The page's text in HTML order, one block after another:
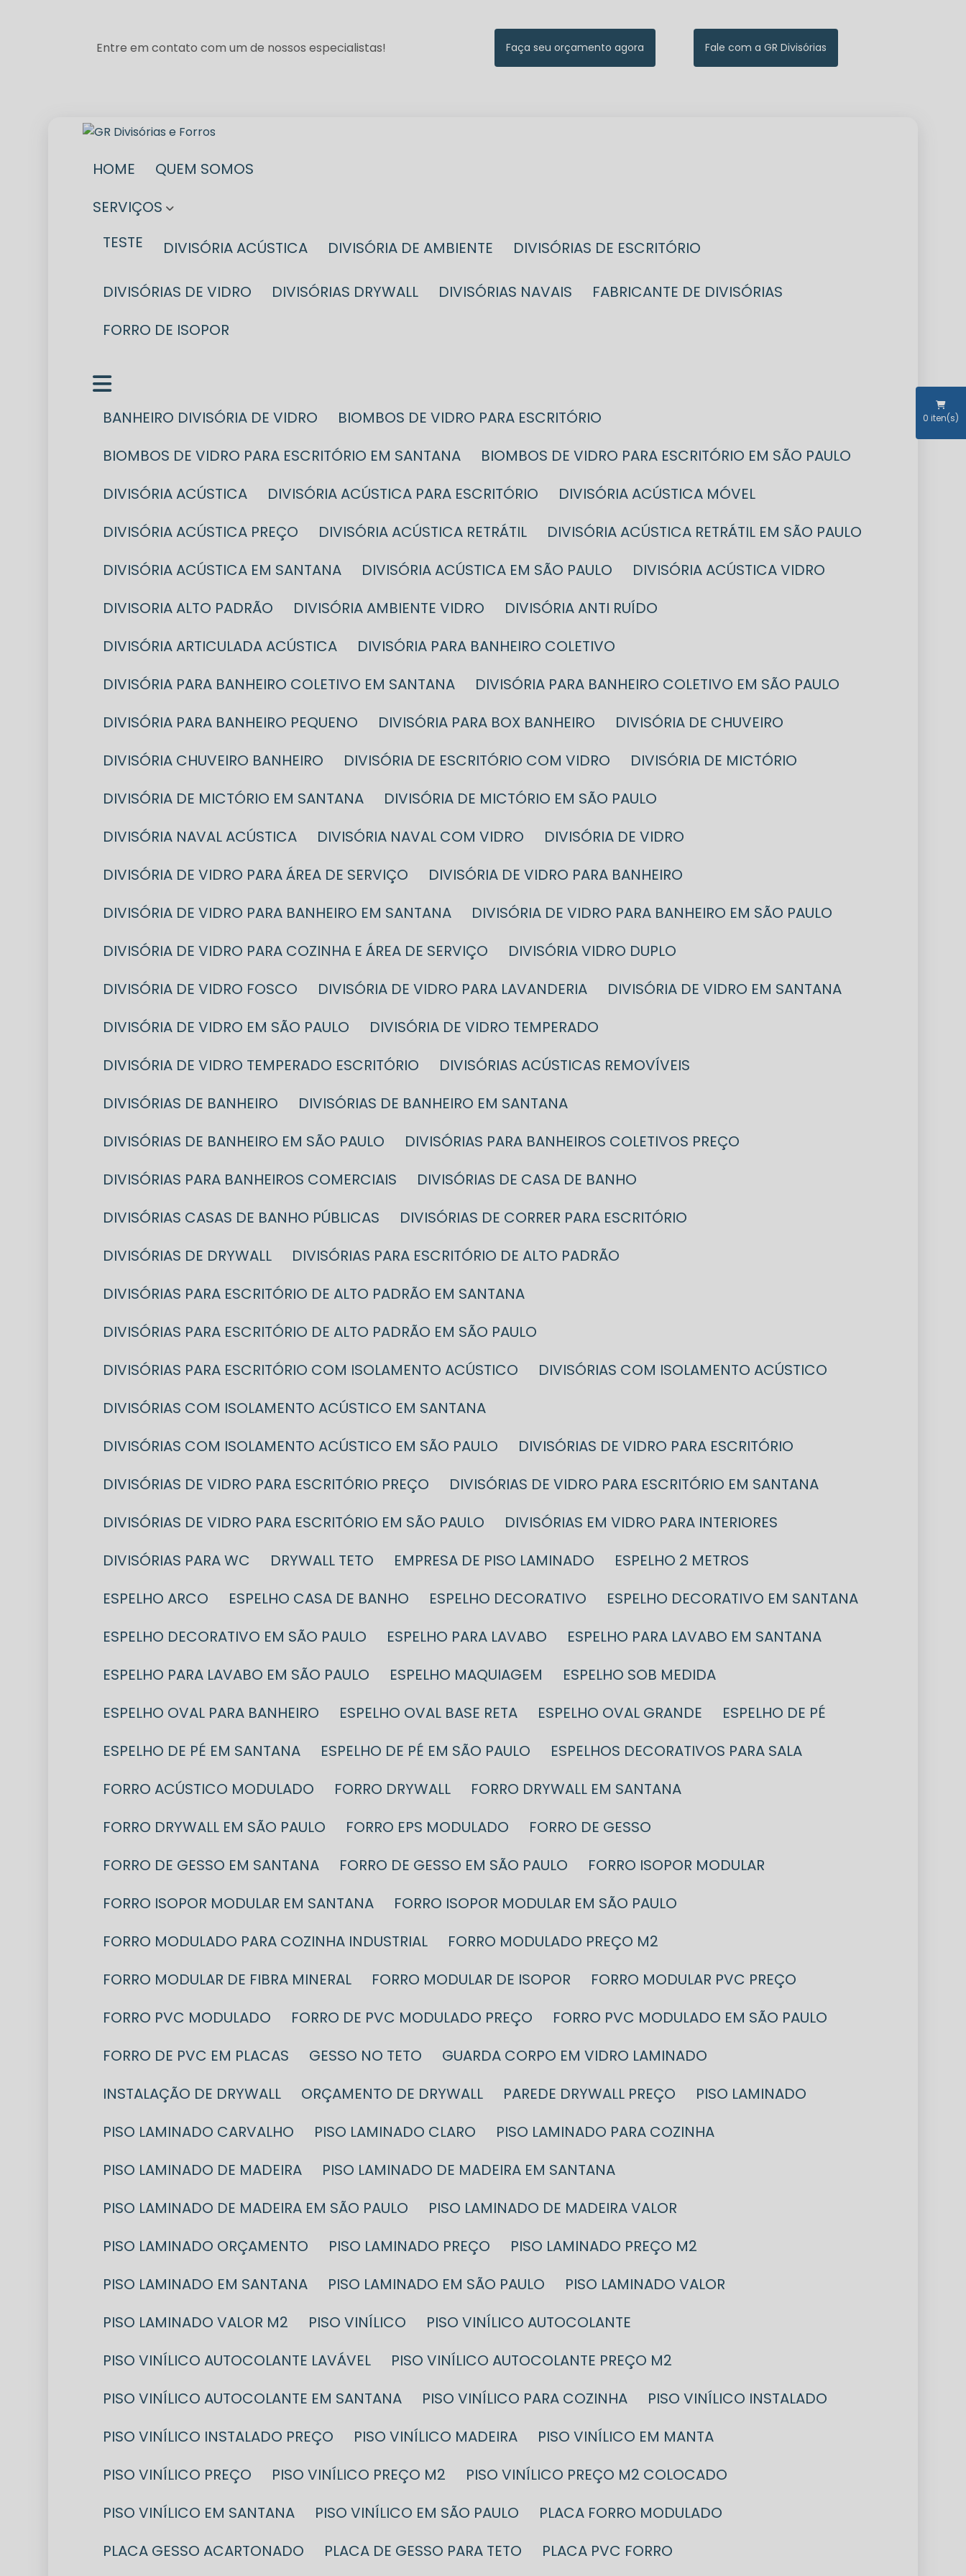
Entre em contato com um de nossos especialistas! Faça seu orçamento agora Fale com a GR Divisórias
HOME
QUEM SOMOS
SERVIÇOS
TESTE
DIVISÓRIA ACÚSTICA DIVISÓRIA DE AMBIENTE DIVISÓRIAS DE ESCRITÓRIO
DIVISÓRIAS DE VIDRO DIVISÓRIAS DRYWALL DIVISÓRIAS NAVAIS
FABRICANTE DE DIVISÓRIAS
FORRO DE ISOPOR
BANHEIRO DIVISÓRIA DE VIDRO
BIOMBOS DE VIDRO PARA ESCRITÓRIO
BIOMBOS DE VIDRO PARA ESCRITÓRIO EM SANTANA
BIOMBOS DE VIDRO PARA ESCRITÓRIO EM SÃO PAULO
DIVISÓRIA ACÚSTICA
DIVISÓRIA ACÚSTICA PARA ESCRITÓRIO
DIVISÓRIA ACÚSTICA MÓVEL
DIVISÓRIA ACÚSTICA PREÇO
DIVISÓRIA ACÚSTICA RETRÁTIL
DIVISÓRIA ACÚSTICA RETRÁTIL EM SÃO PAULO
DIVISÓRIA ACÚSTICA EM SANTANA
DIVISÓRIA ACÚSTICA EM SÃO PAULO
DIVISÓRIA ACÚSTICA VIDRO
DIVISORIA ALTO PADRÃO
DIVISÓRIA AMBIENTE VIDRO
DIVISÓRIA ANTI RUÍDO
DIVISÓRIA ARTICULADA ACÚSTICA
DIVISÓRIA PARA BANHEIRO COLETIVO
DIVISÓRIA PARA BANHEIRO COLETIVO EM SANTANA
DIVISÓRIA PARA BANHEIRO COLETIVO EM SÃO PAULO
DIVISÓRIA PARA BANHEIRO PEQUENO
DIVISÓRIA PARA BOX BANHEIRO
DIVISÓRIA DE CHUVEIRO
DIVISÓRIA CHUVEIRO BANHEIRO
DIVISÓRIA DE ESCRITÓRIO COM VIDRO
DIVISÓRIA DE MICTÓRIO
DIVISÓRIA DE MICTÓRIO EM SANTANA
DIVISÓRIA DE MICTÓRIO EM SÃO PAULO
DIVISÓRIA NAVAL ACÚSTICA
DIVISÓRIA NAVAL COM VIDRO
DIVISÓRIA DE VIDRO
DIVISÓRIA DE VIDRO PARA ÁREA DE SERVIÇO
DIVISÓRIA DE VIDRO PARA BANHEIRO
DIVISÓRIA DE VIDRO PARA BANHEIRO EM SANTANA
DIVISÓRIA DE VIDRO PARA BANHEIRO EM SÃO PAULO
DIVISÓRIA DE VIDRO PARA COZINHA E ÁREA DE SERVIÇO
DIVISÓRIA VIDRO DUPLO
DIVISÓRIA DE VIDRO FOSCO
DIVISÓRIA DE VIDRO PARA LAVANDERIA
DIVISÓRIA DE VIDRO EM SANTANA
DIVISÓRIA DE VIDRO EM SÃO PAULO
DIVISÓRIA DE VIDRO TEMPERADO
DIVISÓRIA DE VIDRO TEMPERADO ESCRITÓRIO
DIVISÓRIAS ACÚSTICAS REMOVÍVEIS
DIVISÓRIAS DE BANHEIRO
DIVISÓRIAS DE BANHEIRO EM SANTANA
DIVISÓRIAS DE BANHEIRO EM SÃO PAULO
DIVISÓRIAS PARA BANHEIROS COLETIVOS PREÇO
DIVISÓRIAS PARA BANHEIROS COMERCIAIS
DIVISÓRIAS DE CASA DE BANHO
DIVISÓRIAS CASAS DE BANHO PÚBLICAS
DIVISÓRIAS DE CORRER PARA ESCRITÓRIO
DIVISÓRIAS DE DRYWALL
DIVISÓRIAS PARA ESCRITÓRIO DE ALTO PADRÃO
DIVISÓRIAS PARA ESCRITÓRIO DE ALTO PADRÃO EM SANTANA
DIVISÓRIAS PARA ESCRITÓRIO DE ALTO PADRÃO EM SÃO PAULO
DIVISÓRIAS PARA ESCRITÓRIO COM ISOLAMENTO ACÚSTICO
DIVISÓRIAS COM ISOLAMENTO ACÚSTICO
DIVISÓRIAS COM ISOLAMENTO ACÚSTICO EM SANTANA
DIVISÓRIAS COM ISOLAMENTO ACÚSTICO EM SÃO PAULO
DIVISÓRIAS DE VIDRO PARA ESCRITÓRIO
DIVISÓRIAS DE VIDRO PARA ESCRITÓRIO PREÇO
DIVISÓRIAS DE VIDRO PARA ESCRITÓRIO EM SANTANA
DIVISÓRIAS DE VIDRO PARA ESCRITÓRIO EM SÃO PAULO
DIVISÓRIAS EM VIDRO PARA INTERIORES
DIVISÓRIAS PARA WC
DRYWALL TETO EMPRESA DE PISO LAMINADO
ESPELHO 2 METROS
ESPELHO ARCO
ESPELHO CASA DE BANHO ESPELHO DECORATIVO
ESPELHO DECORATIVO EM SANTANA
ESPELHO DECORATIVO EM SÃO PAULO
ESPELHO PARA LAVABO
ESPELHO PARA LAVABO EM SANTANA
ESPELHO PARA LAVABO EM SÃO PAULO
ESPELHO MAQUIAGEM
ESPELHO SOB MEDIDA
ESPELHO OVAL PARA BANHEIRO
ESPELHO OVAL BASE RETA ESPELHO OVAL GRANDE
ESPELHO DE PÉ
ESPELHO DE PÉ EM SANTANA
ESPELHO DE PÉ EM SÃO PAULO
ESPELHOS DECORATIVOS PARA SALA
FORRO ACÚSTICO MODULADO
FORRO DRYWALL
FORRO DRYWALL EM SANTANA
FORRO DRYWALL EM SÃO PAULO
FORRO EPS MODULADO
FORRO DE GESSO
FORRO DE GESSO EM SANTANA
FORRO DE GESSO EM SÃO PAULO
FORRO ISOPOR MODULAR
FORRO ISOPOR MODULAR EM SANTANA
FORRO ISOPOR MODULAR EM SÃO PAULO
FORRO MODULADO PARA COZINHA INDUSTRIAL
FORRO MODULADO PREÇO M2
FORRO MODULAR DE FIBRA MINERAL
FORRO MODULAR DE ISOPOR
FORRO MODULAR PVC PREÇO
FORRO PVC MODULADO
FORRO DE PVC MODULADO PREÇO
FORRO PVC MODULADO EM SÃO PAULO
FORRO DE PVC EM PLACAS
GESSO NO TETO
GUARDA CORPO EM VIDRO LAMINADO
INSTALAÇÃO DE DRYWALL
ORÇAMENTO DE DRYWALL PAREDE DRYWALL PREÇO
PISO LAMINADO
PISO LAMINADO CARVALHO
PISO LAMINADO CLARO
PISO LAMINADO PARA COZINHA
PISO LAMINADO DE MADEIRA
PISO LAMINADO DE MADEIRA EM SANTANA
PISO LAMINADO DE MADEIRA EM SÃO PAULO
PISO LAMINADO DE MADEIRA VALOR
PISO LAMINADO ORÇAMENTO
PISO LAMINADO PREÇO
PISO LAMINADO PREÇO M2
PISO LAMINADO EM SANTANA
PISO LAMINADO EM SÃO PAULO
PISO LAMINADO VALOR
PISO LAMINADO VALOR M2
PISO VINÍLICO
PISO VINÍLICO AUTOCOLANTE
PISO VINÍLICO AUTOCOLANTE LAVÁVEL
PISO VINÍLICO AUTOCOLANTE PREÇO M2
PISO VINÍLICO AUTOCOLANTE EM SANTANA
PISO VINÍLICO PARA COZINHA
PISO VINÍLICO INSTALADO
PISO VINÍLICO INSTALADO PREÇO
PISO VINÍLICO MADEIRA
PISO VINÍLICO EM MANTA
PISO VINÍLICO PREÇO
PISO VINÍLICO PREÇO M2
PISO VINÍLICO PREÇO M2 COLOCADO
PISO VINÍLICO EM SANTANA
PISO VINÍLICO EM SÃO PAULO
PLACA FORRO MODULADO
PLACA GESSO ACARTONADO
PLACA DE GESSO PARA TETO PLACA PVC FORRO
0 iten(s)